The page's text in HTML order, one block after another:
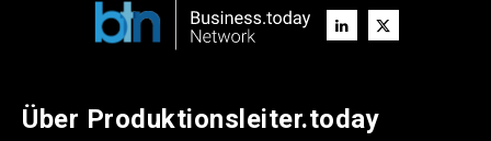
Über Produktionsleiter.today